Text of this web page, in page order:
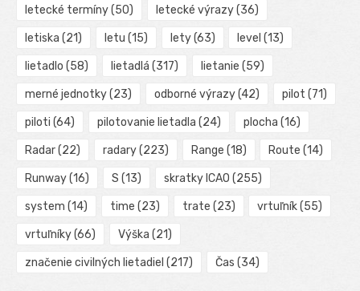
letecké termíny(50) letecké výrazy(36)
letiska (21) letu (15) lety(63) level (13)
lietadlo (58) lietadlá (317) lietanie (59)
merné jednotky(23) odborné výrazy(42) pilot (71)
piloti (64) pilotovanie lietadla (24) plocha (16)
Radar(22) radary(223) Range (18) Route (14)
Runway(16) S (13) skratky ICAO (255)
system (14) time (23) trate (23) vrtuľník(55)
vrtuľníky(66) Výška (21)
značenie civilných lietadiel (217) Čas (34)